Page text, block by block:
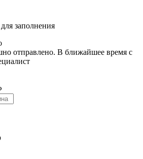
заполнения
отправлено. В ближайшее время с